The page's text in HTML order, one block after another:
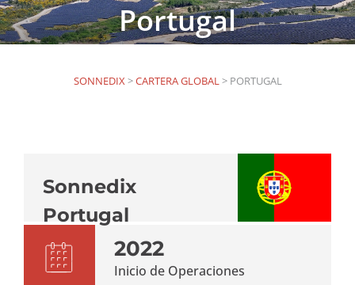
Portugal
SONNEDIX>CARTERA GLOBAL> PORTUGAL
Sonnedix
Portugal
2022
Inicio de Operaciones